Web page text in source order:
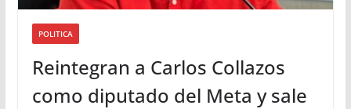
POLITICA
Reintegran a Carlos Collazos
como diputado del Meta y sale